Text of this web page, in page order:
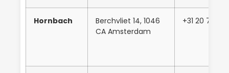
Hornbach
Berchvliet 14, 1046
CA Amsterdam
+31 20 754